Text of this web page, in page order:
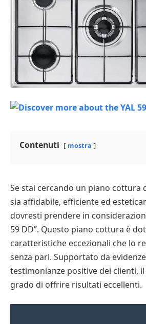
Contenuti mostra
Se stai cercando un piano cottura
sia affidabile, efficiente ed
dovresti prendere in
59 DD”. Questo piano cottura è
caratteristiche eccezionali che lo
senza pari. Supportato da
testimonianze positive dei clienti, il
grado di offrire risultati eccellenti.